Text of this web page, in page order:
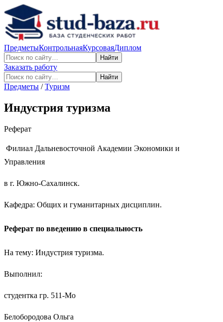
ПредметыКонтрольнаяКурсоваяДиплом
Найти
Заказать работу
Найти
Предметы /Туризм
Индустрия туризма
Реферат
Филиал Дальневосточной Академии Экономики и
Управления
в г. Южно-Сахалинск.
Кафедра: Общих и гуманитарных дисциплин.
Реферат по введению в специальность
На тему: Индустрия туризма.
Выполнил:
студентка гр. 511-Мо
Белобородова Ольга